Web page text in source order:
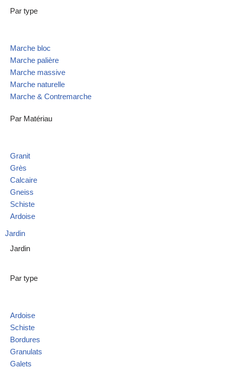
Par type
Marche bloc
Marche palière
Marche massive
Marche naturelle
Marche & Contremarche
Par Matériau
Granit
Grès
Calcaire
Gneiss
Schiste
Ardoise
Jardin
Jardin
Par type
Ardoise
Schiste
Bordures
Granulats
Galets